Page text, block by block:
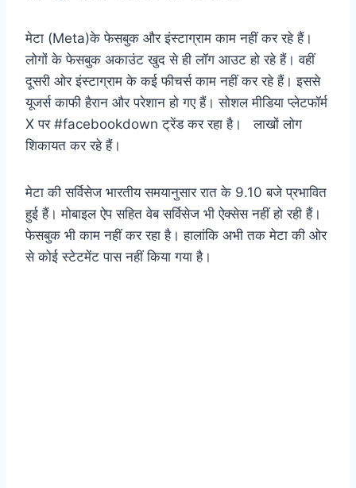
मेटा (Meta)के फेसबुक और इंस्टाग्राम काम नहीं कर रहे हैं।
लोगों के फेसबुक अकाउंट खुद से ही लॉग आउट हो रहे हैं। वहीं
दूसरी ओर इंस्टाग्राम के कई फीचर्स काम नहीं कर रहे हैं। इससे
यूजर्स काफी हैरान और परेशान हो गए हैं। सोशल मीडिया प्लेटफॉर्म
X पर #facebookdown ट्रेंड कर रहा है। लाखों लोग
शिकायत कर रहे हैं।
मेटा की सर्विसेज भारतीय समयानुसार रात के 9.10 बजे प्रभावित
हुई हैं। मोबाइल ऐप सहित वेब सर्विसेज भी ऐक्सेस नहीं हो रही हैं।
फेसबुक भी काम नहीं कर रहा है। हालांकि अभी तक मेटा की ओर
से कोई स्टेटमेंट पास नहीं किया गया है।